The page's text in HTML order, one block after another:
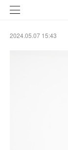
2024.05.07 15:43